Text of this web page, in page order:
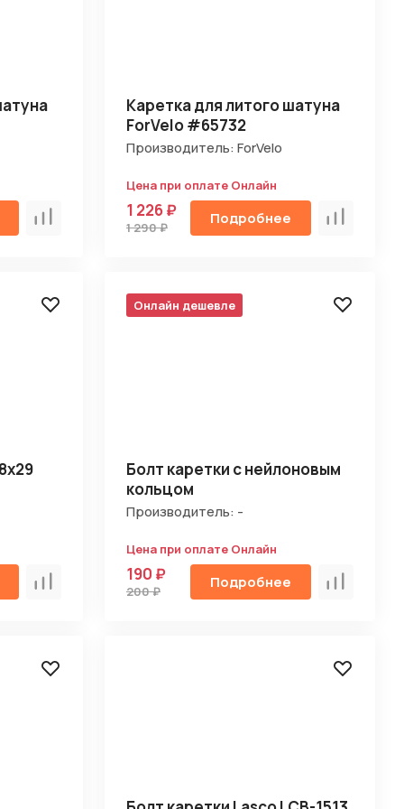
Сравнить
Каретка для литого шатуна
ForVelo #65732
Производитель: ForVelo
Цена при оплате Онлайн
1 226 ₽
1 290 ₽ Подробнее Сравнить
Сравнить
Онлайн дешевле
Болт каретки с нейлоновым
кольцом
Производитель: -
Цена при оплате Онлайн
190 ₽
200 ₽ Подробнее Сравнить